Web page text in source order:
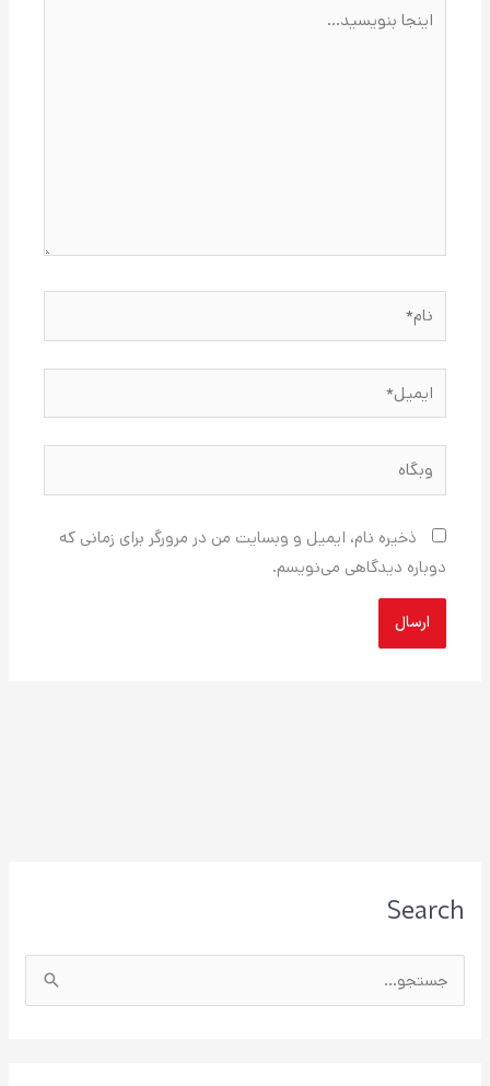
بنویسید…
نام*
ایمیل*
وبگاه
ذخیره نام، ایمیل و وبسایت من در مرورگر برای زمانی که
دوباره دیدگاهی می‌نویسم.
Search